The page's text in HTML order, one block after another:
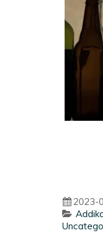
2023-